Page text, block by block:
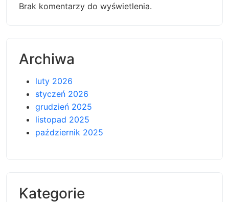
Brak komentarzy do wyświetlenia.
Archiwa
luty 2026
styczeń 2026
grudzień 2025
listopad 2025
październik 2025
Kategorie